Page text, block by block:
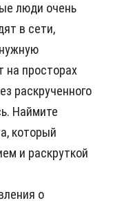
люди очень
в сети,
на просторах
раскрученного
Наймите
который
и раскруткой
о